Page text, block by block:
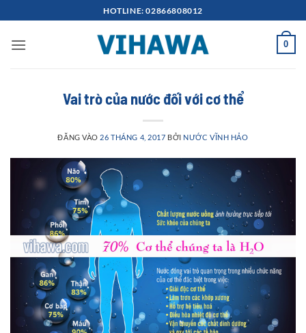
qua
nội
HOTLINE: 02866808012
0
Vai trò của nước đối với cơ thể
ĐĂNG VÀO 26 THÁNG 4, 2017 BỞI NƯỚC VĨNH HẢO